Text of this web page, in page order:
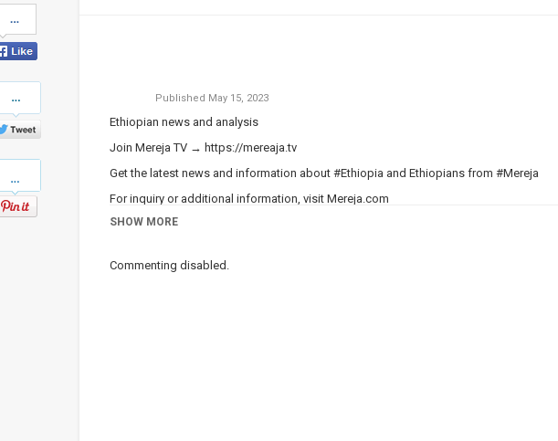
on
Facebook
on
Twitter
Published May 15, 2023
Ethiopian news and analysis
Join Mereja TV → https://mereaja.tv
Get the latest news and information about #Ethiopia and Ethiopians from #Mereja
For inquiry or additional information, visit Mereja.com
Mereja presents Ethiopian news, Ethiopian music, sports, arts, and entertainment
Category Ethiopian News
SHOW MORE
Commenting disabled.